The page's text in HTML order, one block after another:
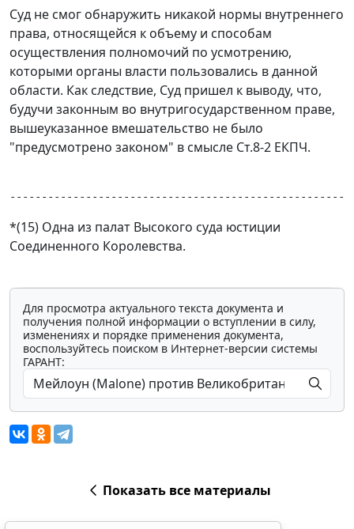
Суд не смог обнаружить никакой нормы внутреннего
права, относящейся к объему и способам
осуществления полномочий по усмотрению,
которыми органы власти пользовались в данной
области. Как следствие, Суд пришел к выводу, что,
будучи законным во внутригосударственном праве,
вышеуказанное вмешательство не было
"предусмотрено законом" в смысле Ст.8-2 ЕКПЧ.
*(15) Одна из палат Высокого суда юстиции
Соединенного Королевства.
Для просмотра актуального текста документа и
получения полной информации о вступлении в силу,
изменениях и порядке применения документа,
воспользуйтесь поиском в Интернет-версии системы
ГАРАНТ:
Показать все материалы